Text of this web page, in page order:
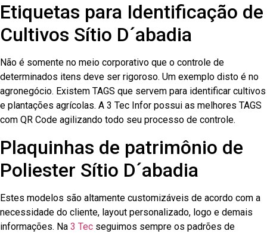
Etiquetas para Identificação de
Cultivos Sítio D´abadia
Não é somente no meio corporativo que o controle de
determinados itens deve ser rigoroso. Um exemplo disto é no
agronegócio. Existem TAGS que servem para identificar cultivos
e plantações agrícolas. A 3 Tec Infor possui as melhores TAGS
com QR Code agilizando todo seu processo de controle.
Plaquinhas de patrimônio de
Poliester Sítio D´abadia
Estes modelos são altamente customizáveis de acordo com a
necessidade do cliente, layout personalizado, logo e demais
informações. Na 3 Tec seguimos sempre os padrões de